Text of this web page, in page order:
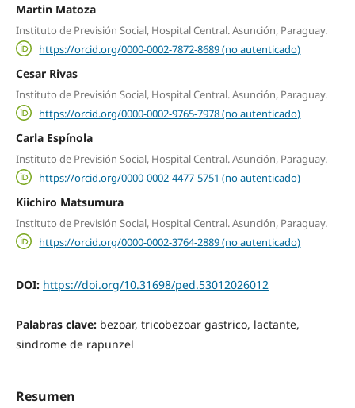
Martin Matoza
Instituto de Previsión Social, Hospital Central. Asunción, Paraguay.
https://orcid.org/0000-0002-7872-8689 (no autenticado)
Cesar Rivas
Instituto de Previsión Social, Hospital Central. Asunción, Paraguay.
https://orcid.org/0000-0002-9765-7978 (no autenticado)
Carla Espínola
Instituto de Previsión Social, Hospital Central. Asunción, Paraguay.
https://orcid.org/0000-0002-4477-5751 (no autenticado)
Kiichiro Matsumura
Instituto de Previsión Social, Hospital Central. Asunción, Paraguay.
https://orcid.org/0000-0002-3764-2889 (no autenticado)
DOI: https://doi.org/10.31698/ped.53012026012
Palabras clave: bezoar, tricobezoar gastrico, lactante,
sindrome de rapunzel
Resumen